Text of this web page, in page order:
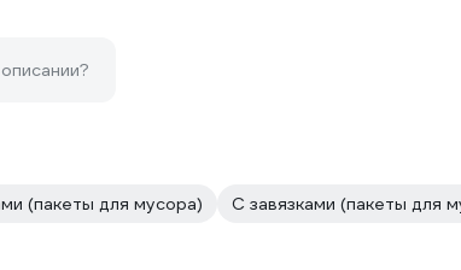
(пакеты для мусора) С завязками (пакеты для